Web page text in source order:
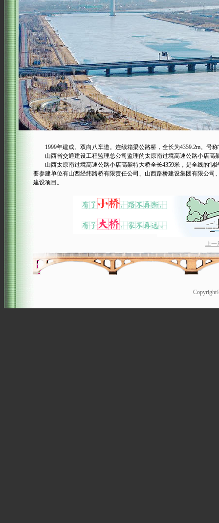
1999年建成。双向八车道。连续箱梁公路桥，全长为4359.2m。号
山西省交通建设工程监理总公司监理的太原南过境高速公路小店高
山西太原南过境高速公路小店高架特大桥全长4359米，是全线的制
要参建单位有山西经纬路桥有限责任公司、山西路桥建设集团有限公
建设项目。
上一